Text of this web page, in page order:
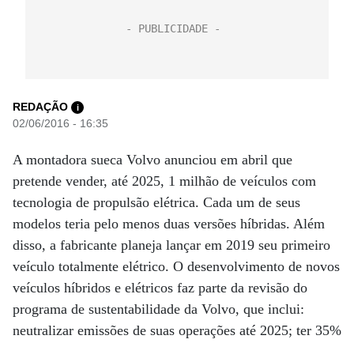
REDAÇÃO i
02/06/2016 - 16:35
A montadora sueca Volvo anunciou em abril que
pretende vender, até 2025, 1 milhão de veículos com
tecnologia de propulsão elétrica. Cada um de seus
modelos teria pelo menos duas versões híbridas. Além
disso, a fabricante planeja lançar em 2019 seu primeiro
veículo totalmente elétrico. O desenvolvimento de novos
veículos híbridos e elétricos faz parte da revisão do
programa de sustentabilidade da Volvo, que inclui:
neutralizar emissões de suas operações até 2025; ter 35%